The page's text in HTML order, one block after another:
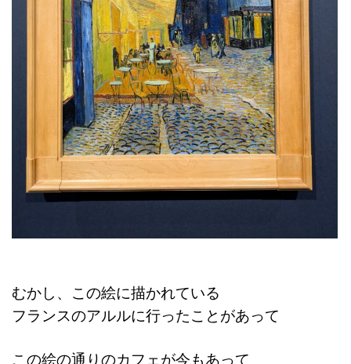
むかし、この絵に描かれている
フランスのアルルに行ったことがあって
この絵の通りのカフェが今もあって